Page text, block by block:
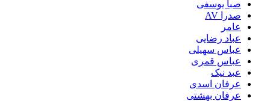
صبا یوسفی
صدرا AV
عامر
عباد رضایی
عباس سهیلی
عباس قمری
عبد نیک
عرفان اسدی
عرفان بهشتی